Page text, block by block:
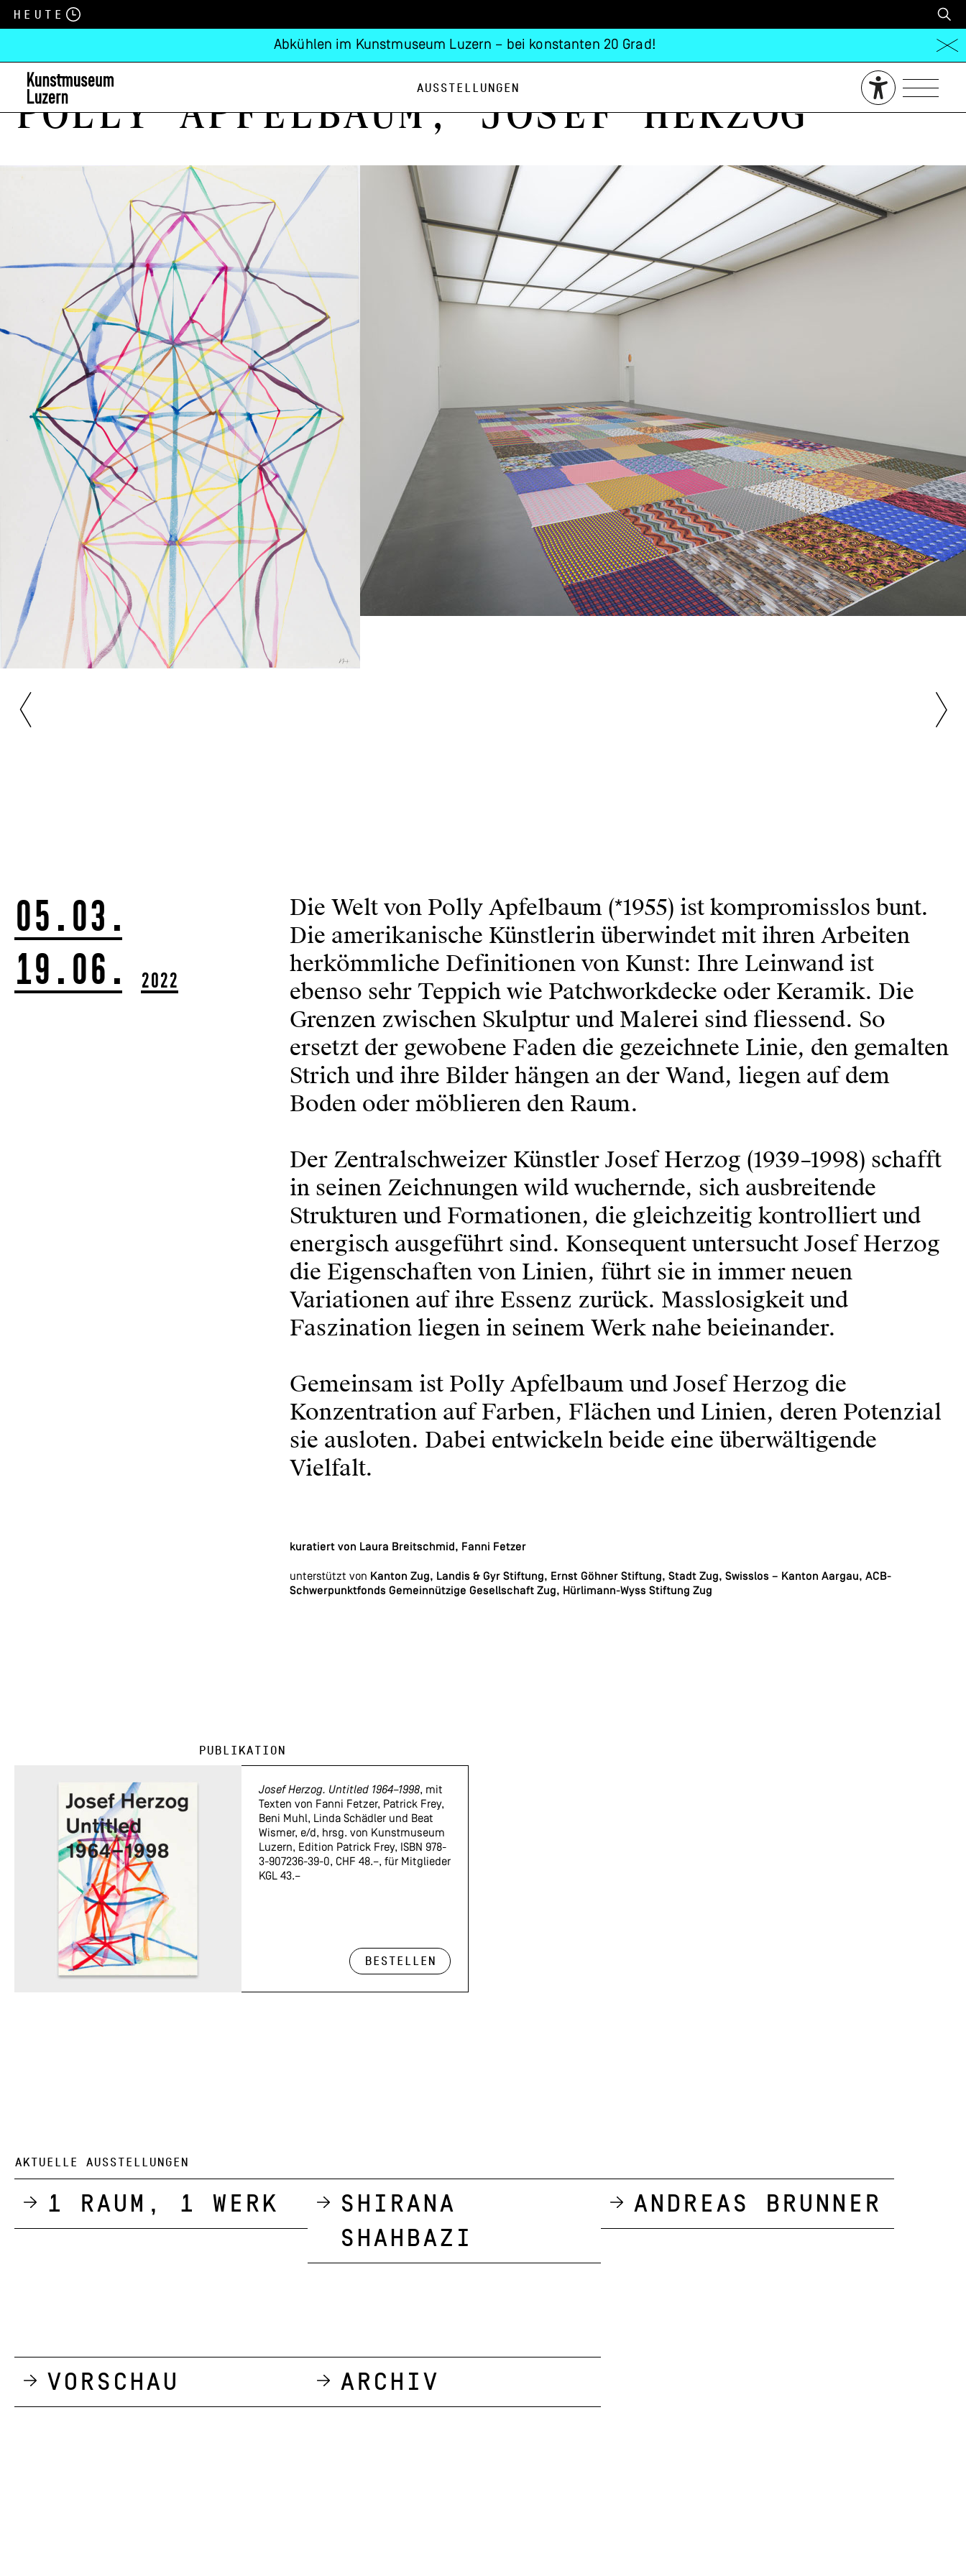
Heute
Abkühlen im Kunstmuseum Luzern – bei konstanten 20 Grad!
Ausstellungen
Polly Apfelbaum, Josef Herzog
05.03.
19.06.
2022
Die Welt von Polly Apfelbaum (*1955) ist kompromisslos bunt.
Die amerikanische Künstlerin überwindet mit ihren Arbeiten
herkömmliche Definitionen von Kunst: Ihre Leinwand ist
ebenso sehr Teppich wie Patchworkdecke oder Keramik. Die
Grenzen zwischen Skulptur und Malerei sind fliessend. So
ersetzt der gewobene Faden die gezeichnete Linie, den gemalten
Strich und ihre Bilder hängen an der Wand, liegen auf dem
Boden oder möblieren den Raum.
Der Zentralschweizer Künstler Josef Herzog (1939–1998) schafft
in seinen Zeichnungen wild wuchernde, sich ausbreitende
Strukturen und Formationen, die gleichzeitig kontrolliert und
energisch ausgeführt sind. Konsequent untersucht Josef Herzog
die Eigenschaften von Linien, führt sie in immer neuen
Variationen auf ihre Essenz zurück. Masslosigkeit und
Faszination liegen in seinem Werk nahe beieinander.
Gemeinsam ist Polly Apfelbaum und Josef Herzog die
Konzentration auf Farben, Flächen und Linien, deren Potenzial
sie ausloten. Dabei entwickeln beide eine überwältigende
Vielfalt.
kuratiert von Laura Breitschmid, Fanni Fetzer
unterstützt von Kanton Zug, Landis & Gyr Stiftung, Ernst Göhner Stiftung, Stadt Zug, Swisslos – Kanton Aargau, ACB-
Schwerpunktfonds Gemeinnützige Gesellschaft Zug, Hürlimann-Wyss Stiftung Zug
Publikation
Josef Herzog. Untitled 1964–1998, mit
Texten von Fanni Fetzer, Patrick Frey,
Beni Muhl, Linda Schädler und Beat
Wismer, e/d, hrsg. von Kunstmuseum
Luzern, Edition Patrick Frey, ISBN 978-
3-907236-39-0, CHF 48.–, für Mitglieder
KGL 43.–
Bestellen
AKTUELLE AUSSTELLUNGEN
1 Raum, 1 Werk
Shirana
Shahbazi
Andreas Brunner
Vorschau Archiv